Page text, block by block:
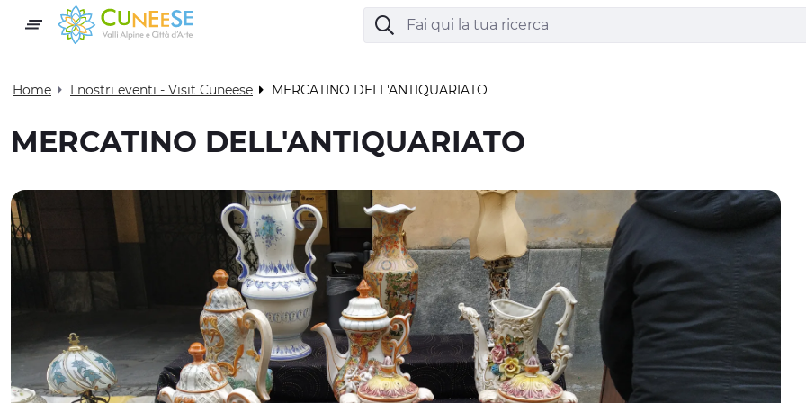
Home I nostri eventi - Visit Cuneese MERCATINO DELL'ANTIQUARIATO
MERCATINO DELL'ANTIQUARIATO